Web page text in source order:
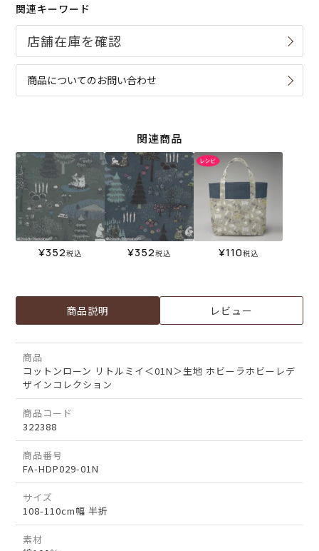
関連キーワード
商品についてのお問い合わせ
関連商品
¥352税込 ¥352税込 ¥110税込
商品説明 レビュー
商品
コットンローン リトルミイ＜01N＞生地 ホビーラホビーレデ
ザインコレクション
商品コード
322388
商品番号
FA-HDP029-01N
サイズ
108-110cm幅 半折
素材